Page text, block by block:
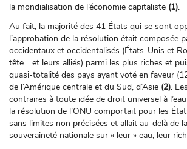
la mondialisation de l’économie capitaliste (1)
Au fait, la majorité des 41 États qui se sont
l’approbation de la résolution était composée
occidentaux et occidentalisés (États-Unis et
tête… et leurs alliés) parmi les plus riches et
quasi-totalité des pays ayant voté en faveur
de l‘Amérique centrale et du Sud, d’Asie (2) .
contraires à toute idée de droit universel à
la résolution de l’ONU comportait pour les
sans limites non précisées et allait au-delà de
souveraineté nationale sur « leur » eau, leur